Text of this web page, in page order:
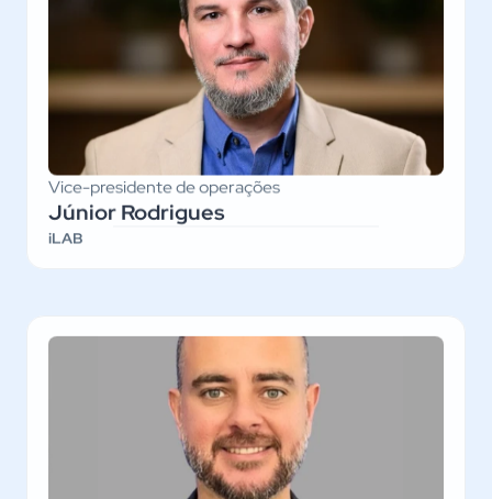
Vice-presidente de operações
Júnior Rodrigues
iLAB